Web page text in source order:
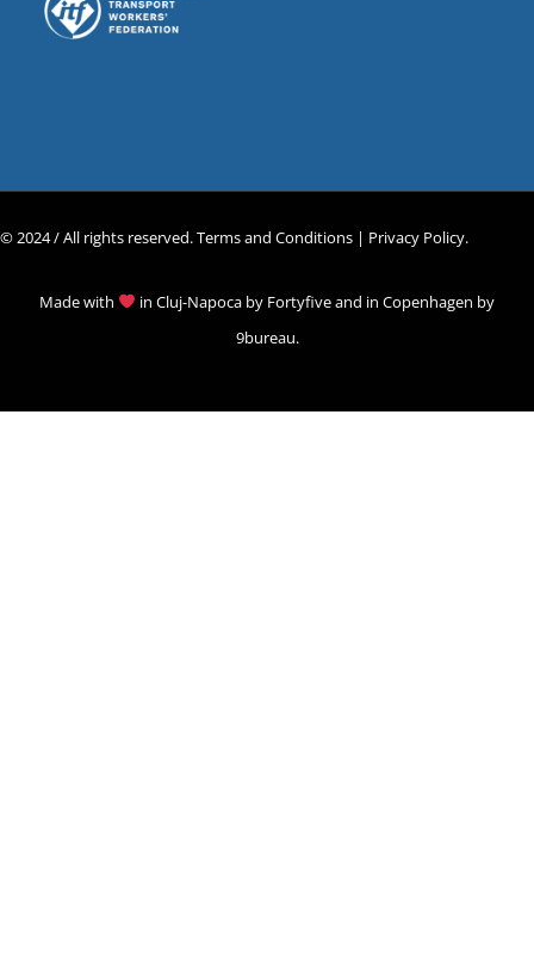
© 2024 / All rights reserved.Terms and Conditions | Privacy Policy.
Made with in Cluj-Napoca by Fortyfiveand in Copenhagen by
9bureau.